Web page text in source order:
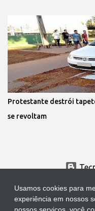
Usamos cookies para
experiência em nossos
Protestante destrói
se revoltam
Site Oficial da Comunidade